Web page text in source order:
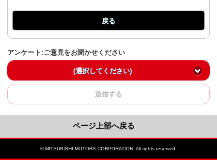
戻る
アンケート:ご意見をお聞かせください
(選択してください)
送信する
ページ上部へ戻る
© MITSUBISHI MOTORS CORPORATION. All rights reserved.